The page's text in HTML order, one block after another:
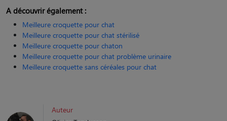
A découvrir également :
Meilleure croquette pour chat
Meilleure croquette pour chat stérilisé
Meilleure croquette pour chaton
Meilleure croquette pour chat problème urinaire
Meilleure croquette sans céréales pour chat
Auteur